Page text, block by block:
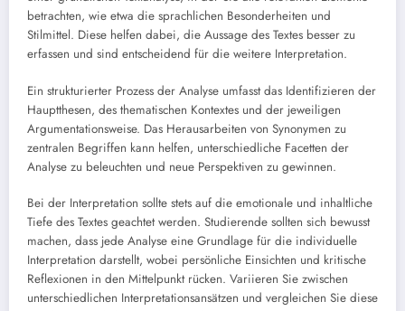
betrachten, wie etwa die sprachlichen Besonderheiten und
Stilmittel. Diese helfen dabei, die Aussage des Textes besser zu
erfassen und sind entscheidend für die weitere Interpretation.
Ein strukturierter Prozess der Analyse umfasst das Identifizieren der
Hauptthesen, des thematischen Kontextes und der jeweiligen
Argumentationsweise. Das Herausarbeiten von Synonymen zu
zentralen Begriffen kann helfen, unterschiedliche Facetten der
Analyse zu beleuchten und neue Perspektiven zu gewinnen.
Bei der Interpretation sollte stets auf die emotionale und inhaltliche
Tiefe des Textes geachtet werden. Studierende sollten sich bewusst
machen, dass jede Analyse eine Grundlage für die individuelle
Interpretation darstellt, wobei persönliche Einsichten und kritische
Reflexionen in den Mittelpunkt rücken. Variieren Sie zwischen
unterschiedlichen Interpretationsansätzen und vergleichen Sie diese